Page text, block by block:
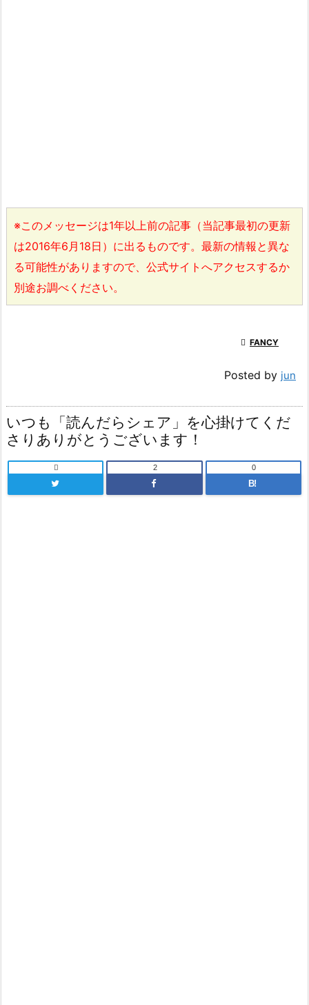
※このメッセージは1年以上前の記事（当記事最初の更新
は2016年6月18日）に出るものです。最新の情報と異な
る可能性がありますので、公式サイトへアクセスするか
別途お調べください。
 FANCY
Posted by jun
いつも「読んだらシェア」を心掛けてくだ
さりありがとうございます！
 2
B!
0